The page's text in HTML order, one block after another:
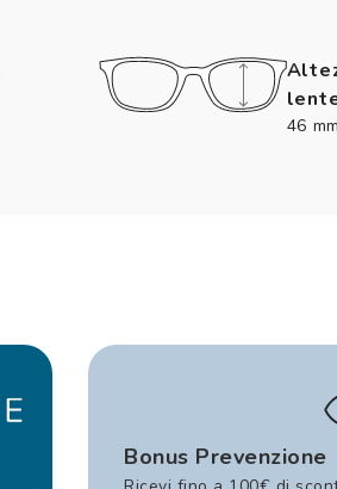
46 mm
Bonus Prevenzione